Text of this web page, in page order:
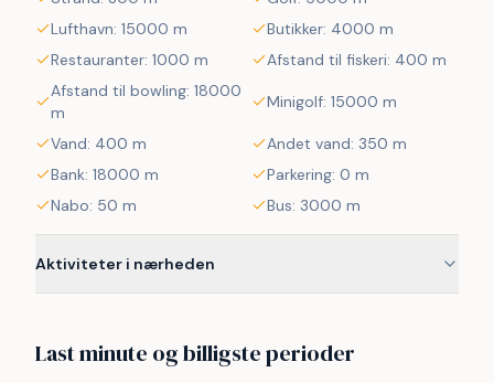
Lufthavn: 15000 m
Butikker: 4000 m
Restauranter: 1000 m
Afstand til fiskeri: 400 m
Afstand til bowling: 18000
m
Minigolf: 15000 m
Vand: 400 m
Andet vand: 350 m
Bank: 18000 m
Parkering: 0 m
Nabo: 50 m
Bus: 3000 m
Aktiviteter i nærheden
Last minute og billigste perioder